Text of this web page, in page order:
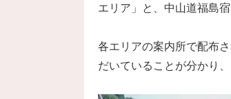
エリア」と、中山道福島
各エリアの案内所で配布
だいていることが分かり